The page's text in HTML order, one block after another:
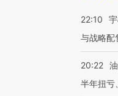
22:10
与战略配
20:22
半年扭亏